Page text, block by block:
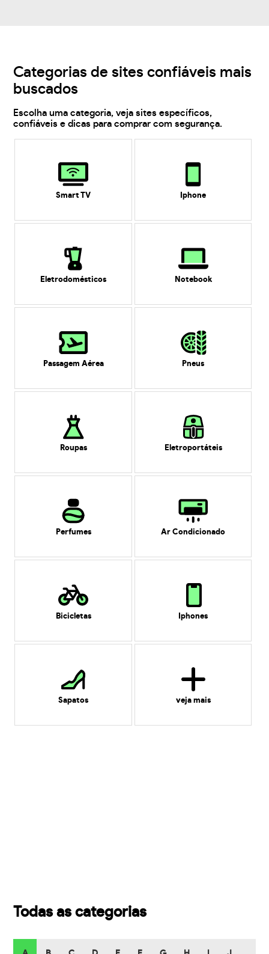
Categorias de sites confiáveis mais
buscados
Escolha uma categoria, veja sites específicos,
confiáveis e dicas para comprar com segurança.
Smart TV Iphone
Eletrodomésticos Notebook
Passagem Aérea Pneus
Roupas Eletroportáteis
Perfumes Ar Condicionado
Bicicletas Iphones
Sapatos veja mais
Todas as categorias